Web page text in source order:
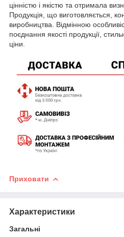
цінністю і якістю та отримала
Продукція, що виготовляється,
виробництва. Відмінною
поєднання якості продукції,
ціни.
Приховати
Характеристики
Загальні